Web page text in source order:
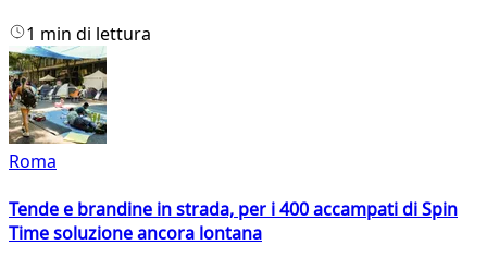
1 min di lettura
Roma
Tende e brandine in strada, per i 400 accampati di Spin
Time soluzione ancora lontana